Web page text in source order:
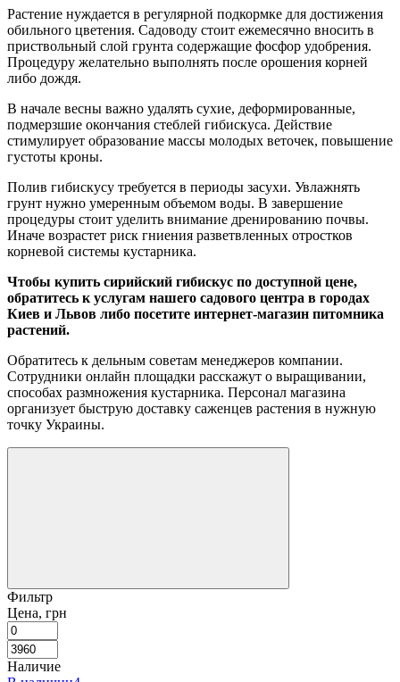
Растение нуждается в регулярной подкормке для достижения
обильного цветения. Садоводу стоит ежемесячно вносить в
приствольный слой грунта содержащие фосфор удобрения.
Процедуру желательно выполнять после орошения корней
либо дождя.
В начале весны важно удалять сухие, деформированные,
подмерзшие окончания стеблей гибискуса. Действие
стимулирует образование массы молодых веточек, повышение
густоты кроны.
Полив гибискусу требуется в периоды засухи. Увлажнять
грунт нужно умеренным объемом воды. В завершение
процедуры стоит уделить внимание дренированию почвы.
Иначе возрастет риск гниения разветвленных отростков
корневой системы кустарника.
Чтобы купить сирийский гибискус по доступной цене,
обратитесь к услугам нашего садового центра в городах
Киев и Львов либо посетите интернет-магазин питомника
растений.
Обратитесь к дельным советам менеджеров компании.
Сотрудники онлайн площадки расскажут о выращивании,
способах размножения кустарника. Персонал магазина
организует быструю доставку саженцев растения в нужную
точку Украины.
Фильтр
Цена, грн
Наличие